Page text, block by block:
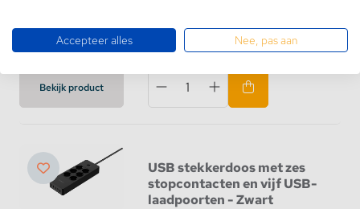
Bekijk product
€18,45
USB stekkerdoos met zes
stopcontacten en vijf USB-
laadpoorten - Zwart
Accepteer alles Nee, pas aan